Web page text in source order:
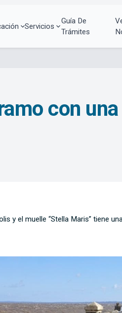
Servicios
Guía De
Trámites
con
y el muelle “Stella Maris” tiene